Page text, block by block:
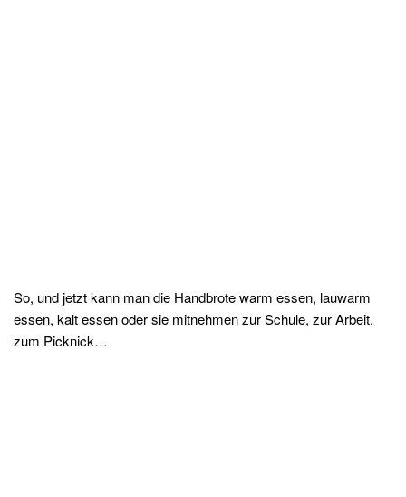
So, und jetzt kann man die Handbrote warm essen, lauwarm
essen, kalt essen oder sie mitnehmen zur Schule, zur Arbeit,
zum Picknick…